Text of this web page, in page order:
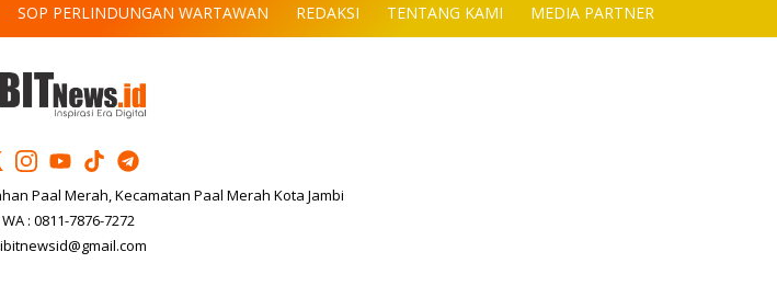
SOP PERLINDUNGAN WARTAWAN REDAKSI TENTANG KAMI MEDIA PARTNER
Paal Merah, Kecamatan Paal Merah Kota Jambi
: 0811-7876-7272